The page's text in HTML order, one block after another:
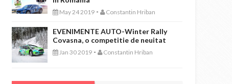
May 24 2019 - Constantin Hriban
EVENIMENTE AUTO-Winter Rally
Covasna, o competitie de neuitat
Jan 30 2019 - Constantin Hriban